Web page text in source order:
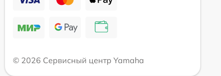
© 2026 Сервисный центр Yamaha